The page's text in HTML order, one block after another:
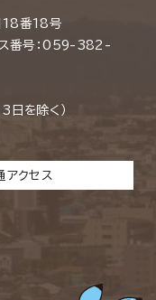
番18号
番号：059-382-
日を除く）
アクセス